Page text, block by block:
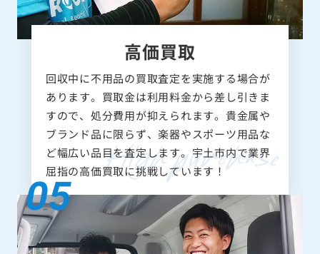
高価買取
回収中に不用品の買取査定を実施する場合が
あります。買取金は利用料金から差し引きま
すので、処分費用が抑えられます。貴金属や
ブランド品に限らず、楽器やスポーツ用品な
ど幅広い品目を査定します。宇土市内で業界
屈指の高価買取に挑戦しています！